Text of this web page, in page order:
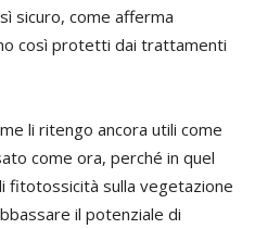
sicuro, come afferma
così protetti dai trattamenti
li ritengo ancora utili come
come ora, perché in quel
fitotossicità sulla vegetazione
il potenziale di